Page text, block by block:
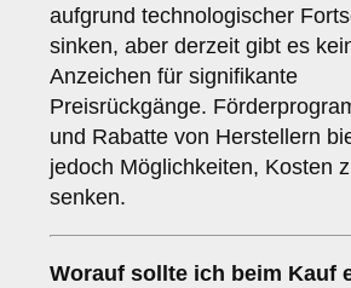
aufgrund technologischer
sinken, aber derzeit gibt es
Anzeichen für signifikante
Preisrückgänge.
und Rabatte von Herstellern
jedoch Möglichkeiten, Kosten
senken.
Worauf sollte ich beim Kauf